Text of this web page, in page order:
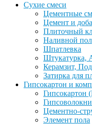
Сухие смеси
Цементные
Цемент и
Плиточный
Наливной пол
Шпатлевка
Штукатурка,
Керамзит,
Затирка для
Гипсокартон и
Цементно-
Элемент пола